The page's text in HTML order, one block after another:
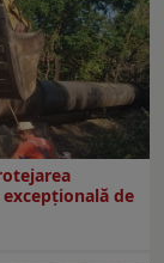
de